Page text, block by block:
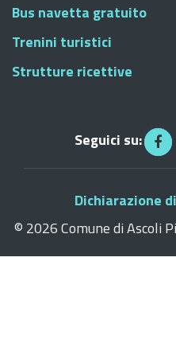
Bus navetta gratuito
Trenini turistici
Strutture ricettive
Seguici su:
Dichiarazione
© 2026 Comune di Ascoli